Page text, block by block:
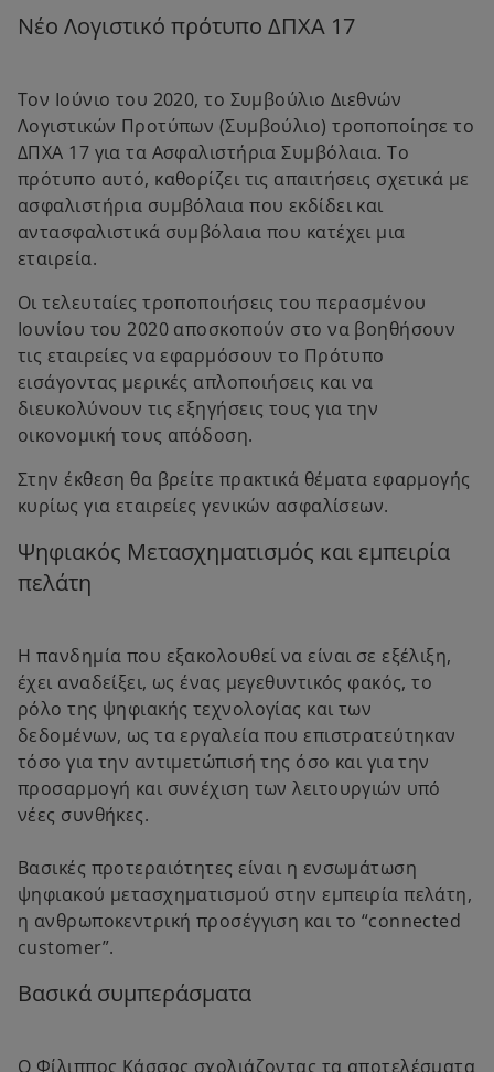
Νέο Λογιστικό πρότυπο ΔΠΧΑ 17
Τον Ιούνιο του 2020, το Συμβούλιο Διεθνών
Λογιστικών Προτύπων (Συμβούλιο) τροποποίησε το
ΔΠΧΑ 17 για τα Ασφαλιστήρια Συμβόλαια. Το
πρότυπο αυτό, καθορίζει τις απαιτήσεις σχετικά με
ασφαλιστήρια συμβόλαια που εκδίδει και
αντασφαλιστικά συμβόλαια που κατέχει μια
εταιρεία.
Οι τελευταίες τροποποιήσεις του περασμένου
Ιουνίου του 2020 αποσκοπούν στο να βοηθήσουν
τις εταιρείες να εφαρμόσουν το Πρότυπο
εισάγοντας μερικές απλοποιήσεις και να
διευκολύνουν τις εξηγήσεις τους για την
οικονομική τους απόδοση.
Στην έκθεση θα βρείτε πρακτικά θέματα εφαρμογής
κυρίως για εταιρείες γενικών ασφαλίσεων.
Ψηφιακός Μετασχηματισμός και εμπειρία
πελάτη
Η πανδημία που εξακολουθεί να είναι σε εξέλιξη,
έχει αναδείξει, ως ένας μεγεθυντικός φακός, το
ρόλο της ψηφιακής τεχνολογίας και των
δεδομένων, ως τα εργαλεία που επιστρατεύτηκαν
τόσο για την αντιμετώπισή της όσο και για την
προσαρμογή και συνέχιση των λειτουργιών υπό
νέες συνθήκες.
Βασικές προτεραιότητες είναι η ενσωμάτωση
ψηφιακού μετασχηματισμού στην εμπειρία πελάτη,
η ανθρωποκεντρική προσέγγιση και το “connected
customer”.
Βασικά συμπεράσματα
Ο Φίλιππος Κάσσος σχολιάζοντας τα αποτελέσματα